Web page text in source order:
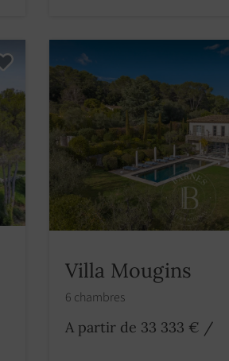
Villa Mougins
6 chambres
A partir de 33 333 € /